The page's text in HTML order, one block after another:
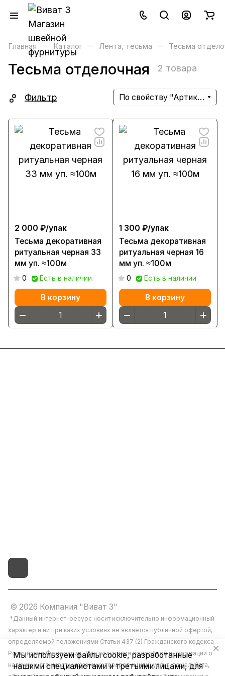
Главная – Каталог – Лента, тесьма – Тесьма
Тесьма отделочная 2 товара
Фильтр По свойству "Артикул" (убывание)
2 000 ₽/упак
Тесьма декоративная
ритуальная черная 33
мм уп. ≈100м
0 Есть в наличии
В корзину
1 300 ₽/упак
Тесьма декоративная
ритуальная черная 16
мм уп. ≈100м
0 Есть в наличии
В корзину
© 2026 Компания "Виват 3"
*Данный интернет-ресурс носит исключительно информационный
характер и ни при каких условиях не является публичной офертой,
определяемой положениями Статьи 437 (2) Гражданского кодекса
Российской Федерации. Для получения подробной информации о
наличии и стоимости указанных товаров и (или) услуг, пожалуйста,
Мы используем файлы cookie, разработанные
нашими специалистами и третьими лицами, для